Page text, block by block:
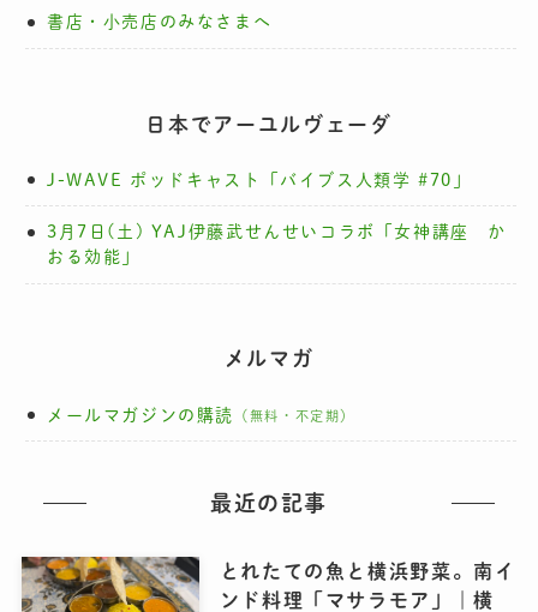
書店・小売店のみなさまへ
日本でアーユルヴェーダ
J-WAVE ポッドキャスト「バイブス人類学 #70」
3月7日(土) YAJ伊藤武せんせいコラボ「女神講座 か
おる効能」
メルマガ
メールマガジンの購読 （無料・不定期）
最近の記事
とれたての魚と横浜野菜。南イ
ンド料理「マサラモア」｜横